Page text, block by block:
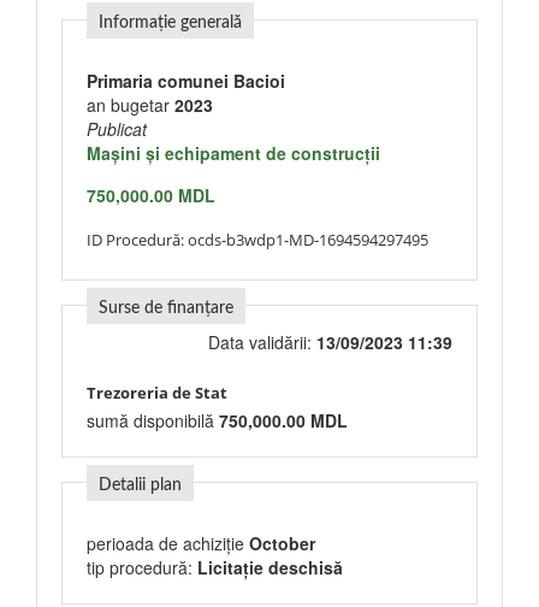
Informație generală
Primaria comunei Bacioi
an bugetar 2023
Publicat
Maşini şi echipament de construcţii
750,000.00 MDL
ID Procedură:ocds-b3wdp1-MD-1694594297495
Surse de finanțare
Data validării: 13/09/2023 11:39
Trezoreria de Stat
sumă disponibilă 750,000.00 MDL
Detalii plan
perioada de achiziție October
tip procedură: Licitație deschisă